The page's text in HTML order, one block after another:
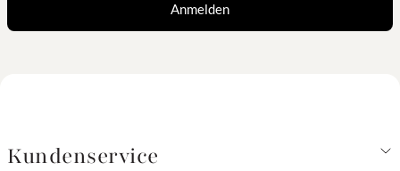
Anmelden
Kundenservice